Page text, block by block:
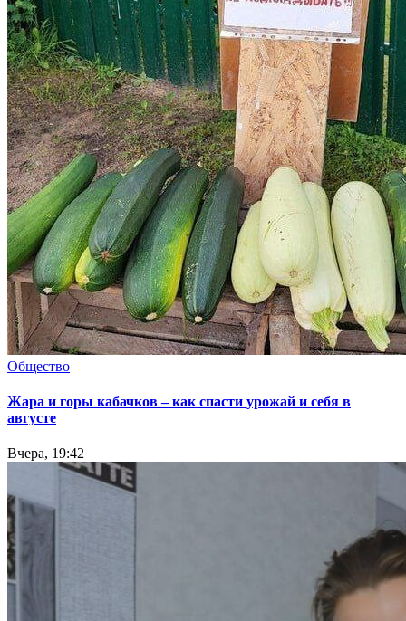
Общество
Жара и горы кабачков – как спасти урожай и себя в
августе
Вчера, 19:42